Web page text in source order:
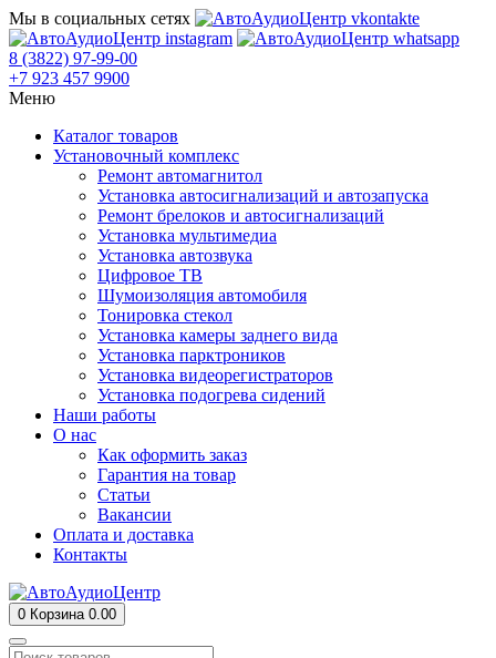
Мы в социальных сетях
8 (3822) 97-99-00
+7 923 457 9900
Меню
Каталог товаров
Установочный комплекс
Ремонт автомагнитол
Установка автосигнализаций и автозапуска
Ремонт брелоков и автосигнализаций
Установка мультимедиа
Установка автозвука
Цифровое ТВ
Шумоизоляция автомобиля
Тонировка стекол
Установка камеры заднего вида
Установка парктроников
Установка видеорегистраторов
Установка подогрева сидений
Наши работы
О нас
Как оформить заказ
Гарантия на товар
Статьи
Вакансии
Оплата и доставка
Контакты
0 Корзина 0.00